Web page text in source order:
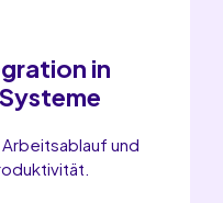
in
und